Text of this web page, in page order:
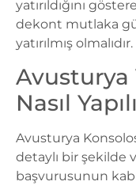
yatırıldığını
dekont mutlaka
yatırılmış olmalıdır.
Avusturya
Nasıl
Avusturya
detaylı bir şekilde
başvurusunun